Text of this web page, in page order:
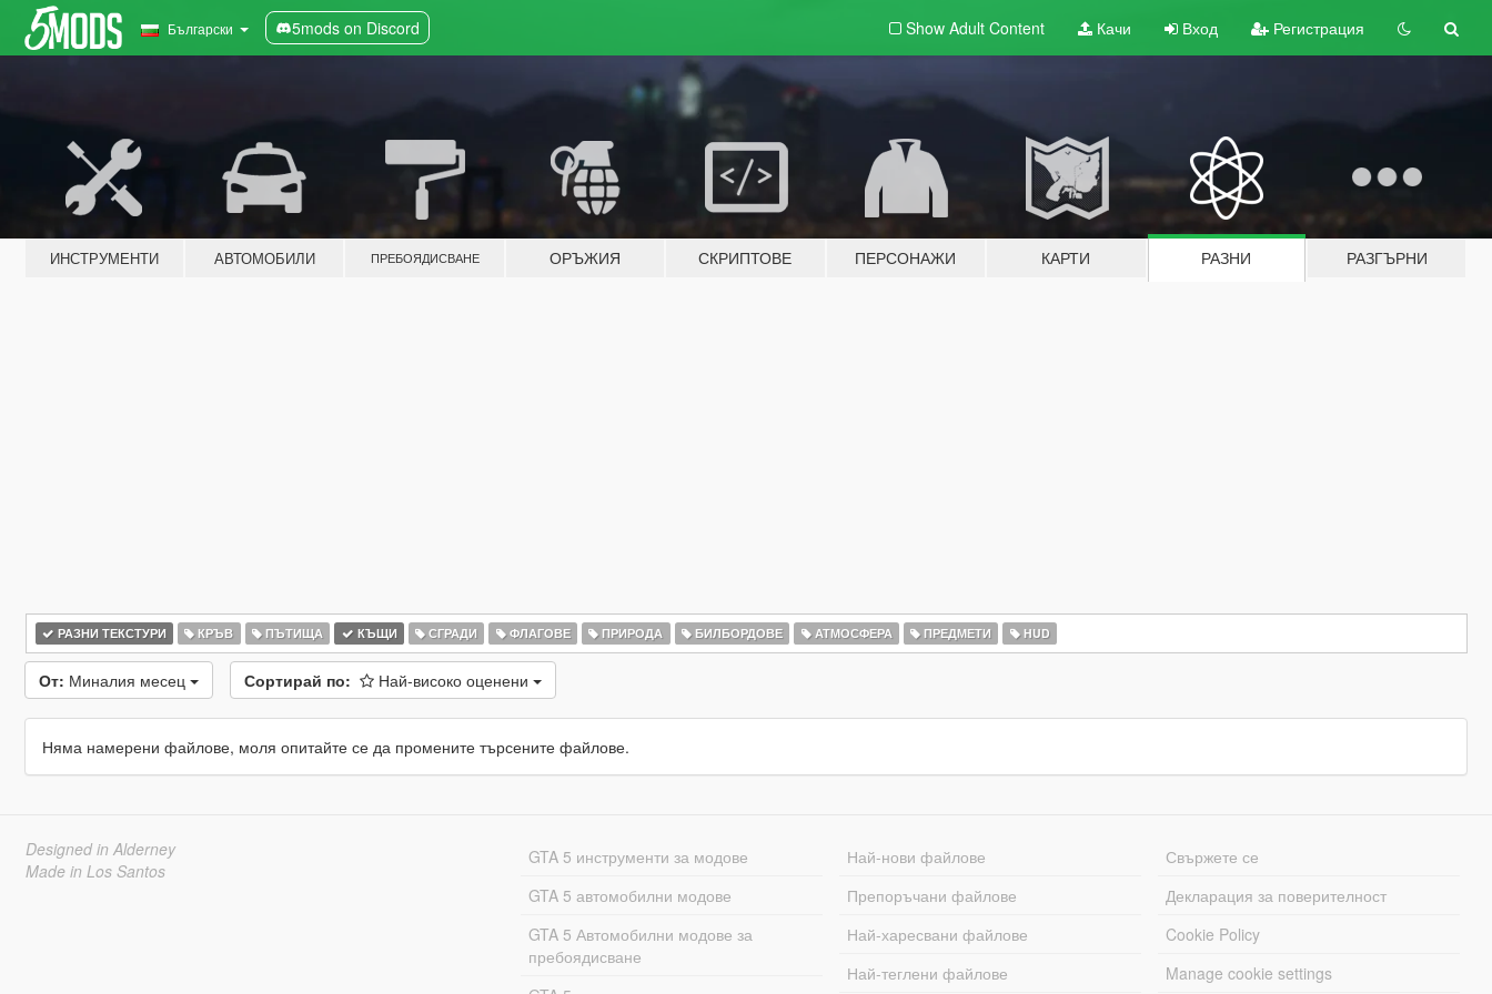
Български 5mods on Discord Show Adult Content Качи Вход Регистрация
ИНСТРУМЕНТИ АВТОМОБИЛИ ПРЕБОЯДИСВАНЕ ОРЪЖИЯ СКРИПТОВЕ ПЕРСОНАЖИ КАРТИ РАЗНИ РАЗГЪРНИ
РАЗНИ ТЕКСТУРИ КРЪВ ПЪТИЩА КЪЩИ СГРАДИ ФЛАГОВЕ ПРИРОДА БИЛБОРДОВЕ АТМОСФЕРА ПРЕДМЕТИ HUD
От: Миналия месец Сортирай по: Най-високо оценени
Няма намерени файлове, моля опитайте се да промените търсените файлове.
Designed in Alderney
Made in Los Santos
GTA 5 инструменти за модове
GTA 5 автомобилни модове
GTA 5 Автомобилни модове за
пребоядисване
Най-нови файлове
Препоръчани файлове
Най-харесвани файлове
Най-теглени файлове
Свържете се
Декларация за поверителност
Cookie Policy
Manage cookie settings